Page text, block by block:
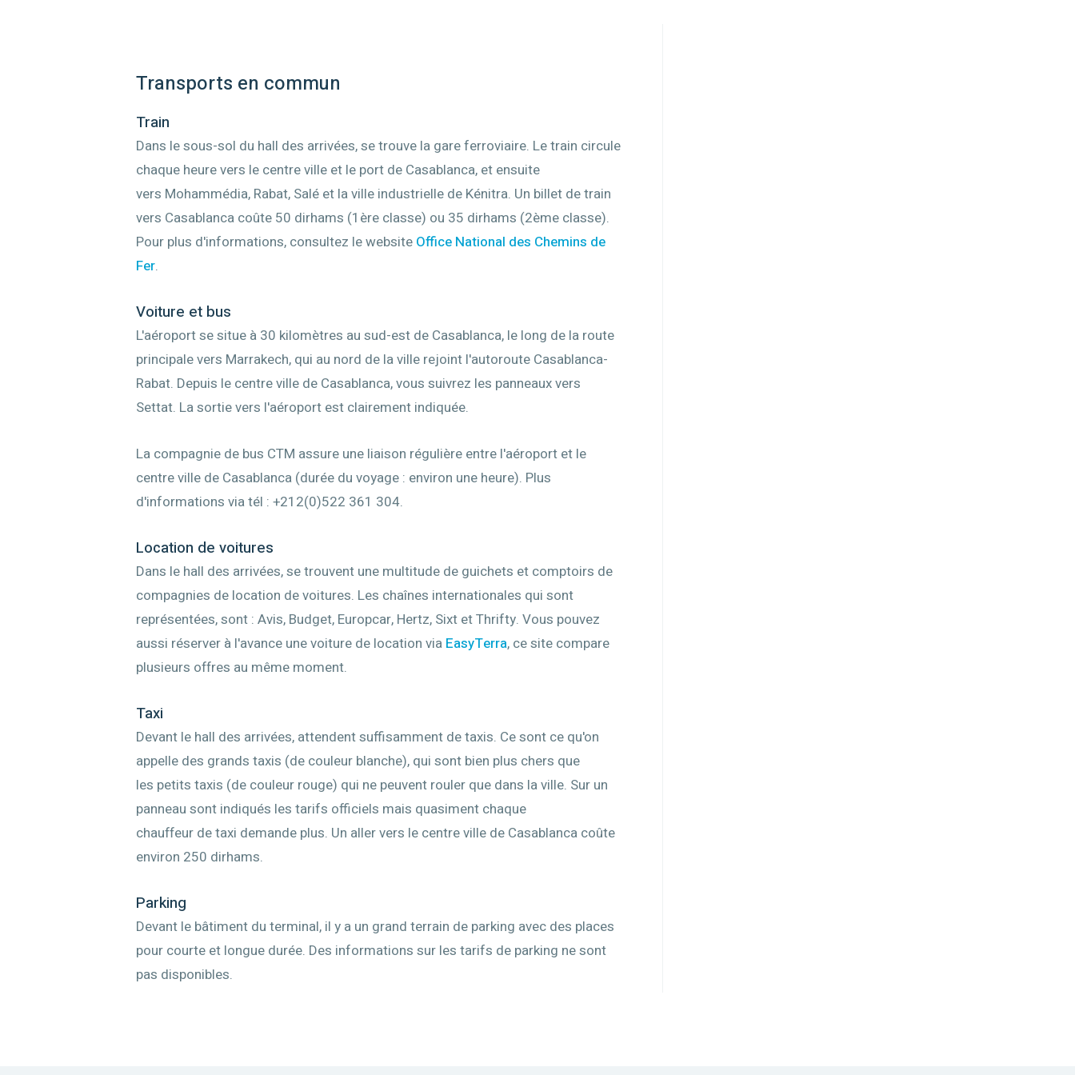
Transports en commun
Train
Dans le sous-sol du hall des arrivées, se trouve la gare ferroviaire. Le train circule
chaque heure vers le centre ville et le port de Casablanca, et ensuite
vers Mohammédia, Rabat, Salé et la ville industrielle de Kénitra. Un billet de train
vers Casablanca coûte 50 dirhams (1ère classe) ou 35 dirhams (2ème classe).
Pour plus d'informations, consultez le website Office National des Chemins de
Fer.
Voiture et bus
L'aéroport se situe à 30 kilomètres au sud-est de Casablanca, le long de la route
principale vers Marrakech, qui au nord de la ville rejoint l'autoroute Casablanca-
Rabat. Depuis le centre ville de Casablanca, vous suivrez les panneaux vers
Settat. La sortie vers l'aéroport est clairement indiquée.
La compagnie de bus CTM assure une liaison régulière entre l'aéroport et le
centre ville de Casablanca (durée du voyage : environ une heure). Plus
d'informations via tél : +212(0)522 361 304.
Location de voitures
Dans le hall des arrivées, se trouvent une multitude de guichets et comptoirs de
compagnies de location de voitures. Les chaînes internationales qui sont
représentées, sont : Avis, Budget, Europcar, Hertz, Sixt et Thrifty. Vous pouvez
aussi réserver à l'avance une voiture de location via EasyTerra, ce site compare
plusieurs offres au même moment.
Taxi
Devant le hall des arrivées, attendent suffisamment de taxis. Ce sont ce qu'on
appelle des grands taxis (de couleur blanche), qui sont bien plus chers que
les petits taxis (de couleur rouge) qui ne peuvent rouler que dans la ville. Sur un
panneau sont indiqués les tarifs officiels mais quasiment chaque
chauffeur de taxi demande plus. Un aller vers le centre ville de Casablanca coûte
environ 250 dirhams.
Parking
Devant le bâtiment du terminal, il y a un grand terrain de parking avec des places
pour courte et longue durée. Des informations sur les tarifs de parking ne sont
pas disponibles.